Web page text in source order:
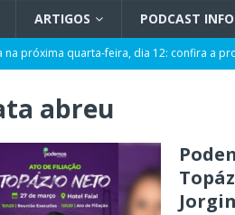
ARTIGOS PODCAST
na próxima quarta-feira, dia 12: confira a
Ciência da Computação a partir de 2027
Toni ao Senado será do partido NOVO
perda de cargo após denúncias de
“treta” entre os aliados POLÍTICA
abreu